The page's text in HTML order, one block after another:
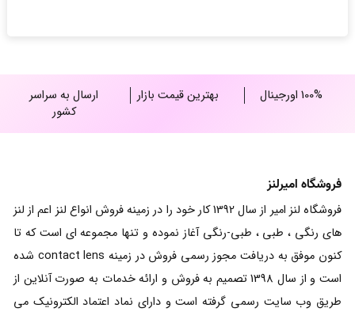
100% اورجینال بهترین قیمت بازار
ارسال به سراسر
کشور
فروشگاه امیرلنز
فروشگاه لنز امیر از سال 1392 کار خود را در زمینه فروش انواع لنز اعم از لنز
های رنگی ، طبی ، طبی-رنگی آغاز نموده و تنها مجموعه ای است که تا
کنون موفق به دریافت مجوز رسمی فروش در زمینه contact lens شده
است و از سال 1398 تصمیم به فروش و ارائه خدمات به صورت آنلاین از
طریق وب سایت رسمی گرفته است و دارای نماد اعتماد الکترونیک می